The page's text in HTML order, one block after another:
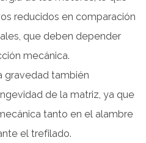
reducidos en comparación
que deben depender
mecánica.
gravedad también
de la matriz, ya que
tanto en el alambre
el trefilado.